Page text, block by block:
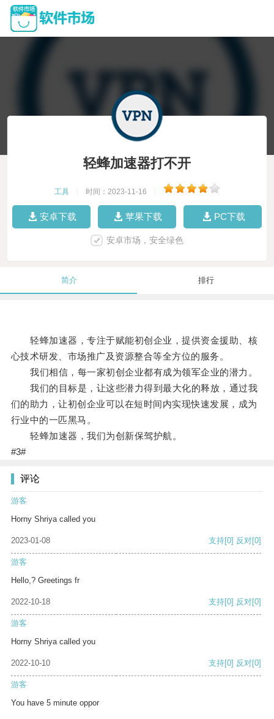
轻蜂加速器打不开
工具 时间：2023-11-16
安卓下载 苹果下载 PC下载
安卓市场，安全绿色
简介 排行
轻蜂加速器，专注于赋能初创企业，提供资金援助、核
心技术研发、市场推广及资源整合等全方位的服务。
我们相信，每一家初创企业都有成为领军企业的潜力。
我们的目标是，让这些潜力得到最大化的释放，通过我
们的助力，让初创企业可以在短时间内实现快速发展，成为
行业中的一匹黑马。
轻蜂加速器，我们为创新保驾护航。
#3#
评论
游客
Horny Shriya called you
2023-01-08 支持[0] 反对[0]
游客
Hello,? Greetings fr
2022-10-18 支持[0] 反对[0]
游客
Horny Shriya called you
2022-10-10 支持[0] 反对[0]
游客
You have 5 minute oppor